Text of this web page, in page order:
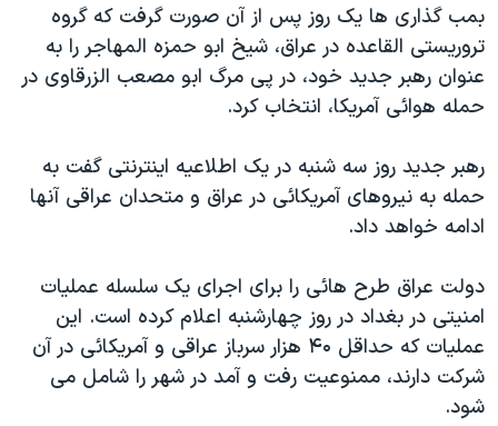
فرهنگ و زندگی
حقوق شهروندی
اقتصادی
اسرائیل در جنگ
گالری عکس
مستندها
انتخابات ریاست جمهوری آمریکا ۲۰۲۴
حمله جمهوری اسلامی به اسرائیل
ورزش زنان در ایران
اعتراضات زن، زندگی، آزادی
تریبونال مردمی آبان ۹۸
دادگاه حمید نوری
چهل سال گروگان‌گیری
دنبال کنید
زبانهای مختلف
بمب گذاری ها یک روز پس از آن صورت گرفت که گروه
تروریستی القاعده در عراق، شیخ ابو حمزه المهاجر را به
عنوان رهبر جدید خود، در پی مرگ ابو مصعب الزرقاوی در
حمله هوائی آمریکا، انتخاب کرد.
رهبر جدید روز سه شنبه در یک اطلاعیه اینترنتی گفت به
حمله به نیروهای آمریکائی در عراق و متحدان عراقی آنها
ادامه خواهد داد.
دولت عراق طرح هائی را برای اجرای یک سلسله عملیات
امنیتی در بغداد در روز چهارشنبه اعلام کرده است. این
عملیات که حداقل ۴۰ هزار سرباز عراقی و آمریکائی در آن
شرکت دارند، ممنوعیت رفت و آمد در شهر را شامل می
شود.